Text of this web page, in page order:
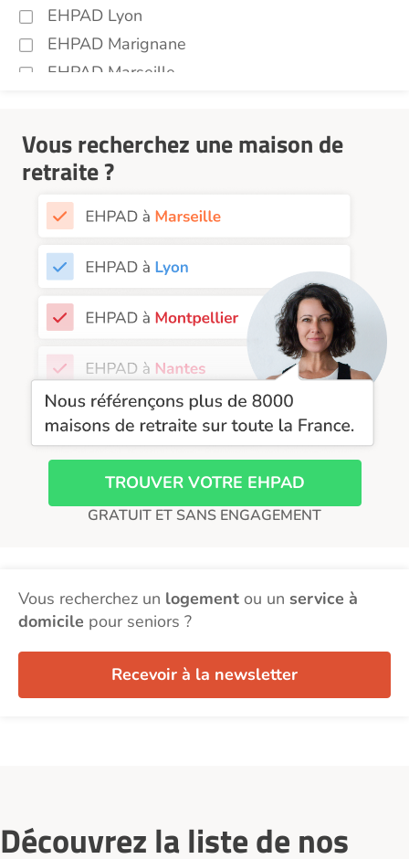
EHPAD Lyon
EHPAD Marignane
EHPAD Marseille
EHPAD Nice
EHPAD Paris
EHPAD Royan
EHPAD Toulouse
EHPAD Tours
EHPAD Troyes
Recherche par ville
Vous recherchez une maison de
retraite ?
TROUVER VOTRE EHPAD
GRATUIT ET SANS ENGAGEMENT
Vous recherchez un logement ou un service à
domicile pour seniors ?
Recevoir à la newsletter
Découvrez la liste de nos